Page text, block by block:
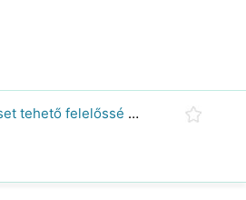
Évente hány haláleset tehető felelőssé az ittas vezetésért?